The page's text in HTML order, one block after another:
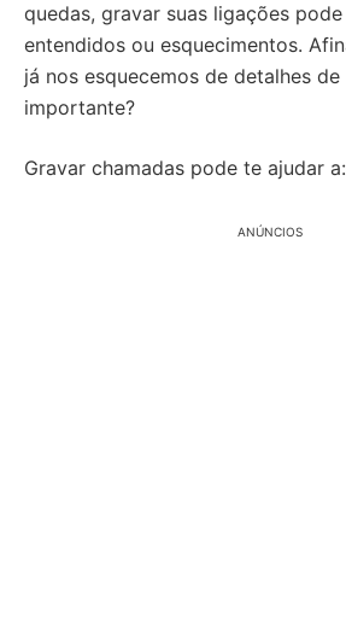
quedas, gravar suas ligações
entendidos ou esquecimentos.
já nos esquecemos de detalhes
importante?
Gravar chamadas pode te ajudar a:
ANÚNCIOS